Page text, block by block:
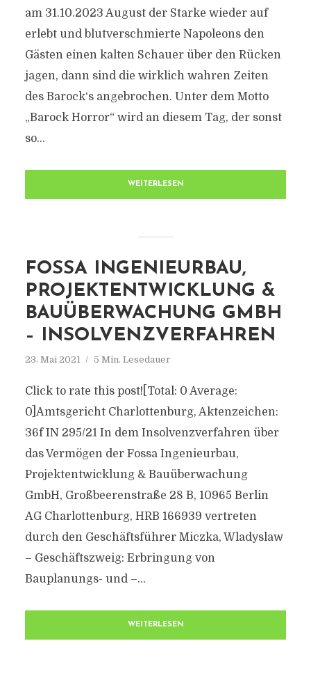
am 31.10.2023 August der Starke wieder auf
erlebt und blutverschmierte Napoleons den
Gästen einen kalten Schauer über den Rücken
jagen, dann sind die wirklich wahren Zeiten
des Barock‘s angebrochen. Unter dem Motto
„Barock Horror“ wird an diesem Tag, der sonst
so...
WEITERLESEN
FOSSA INGENIEURBAU,
PROJEKTENTWICKLUNG &
BAUÜBERWACHUNG GMBH
– INSOLVENZVERFAHREN
23. Mai 2021 5 Min. Lesedauer
Click to rate this post![Total: 0 Average:
0]Amtsgericht Charlottenburg, Aktenzeichen:
36f IN 295/21 In dem Insolvenzverfahren über
das Vermögen der Fossa Ingenieurbau,
Projektentwicklung & Bauüberwachung
GmbH, Großbeerenstraße 28 B, 10965 Berlin
AG Charlottenburg, HRB 166939 vertreten
durch den Geschäftsführer Miczka, Wladyslaw
– Geschäftszweig: Erbringung von
Bauplanungs- und –...
WEITERLESEN